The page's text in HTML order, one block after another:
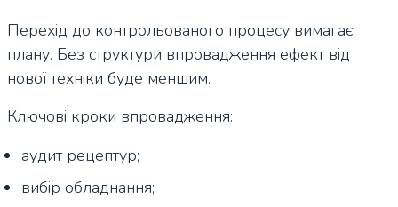
Перехід до контрольованого процесу вимагає
плану. Без структури впровадження ефект від
нової техніки буде меншим.
Ключові кроки впровадження:
аудит рецептур;
вибір обладнання;